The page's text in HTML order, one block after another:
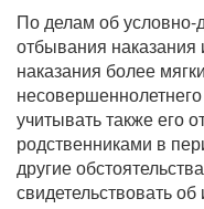
По делам об
отбывания наказания
наказания более
учитывать также его
родственниками в
другие
свидетельствовать